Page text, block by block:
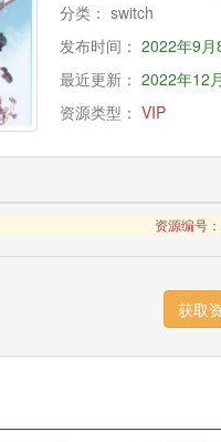
分类： switch
发布时间： 2022年9
最近更新： 2022年12
资源类型： VIP
资源编号：